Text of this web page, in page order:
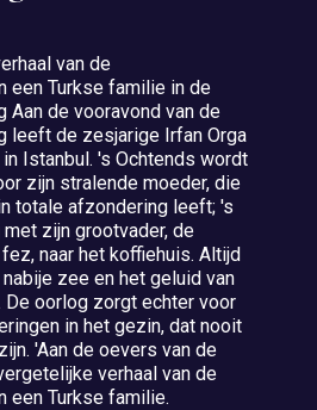
van de
een Turkse familie in de
Aan de vooravond van de
leeft de zesjarige Irfan Orga
Istanbul. 's Ochtends wordt
zijn stralende moeder, die
totale afzondering leeft; 's
zijn grootvader, de
naar het koffiehuis. Altijd
zee en het geluid van
oorlog zorgt echter voor
in het gezin, dat nooit
'Aan de oevers van de
verhaal van de
een Turkse familie.